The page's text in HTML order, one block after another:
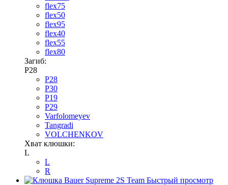
flex75
flex50
flex95
flex40
flex55
flex80
Загиб:
P28
P28
P30
P19
P29
Varfolomeyev
Tangradi
VOLCHENKOV
Хват клюшки:
L
L
R
Быстрый просмотр